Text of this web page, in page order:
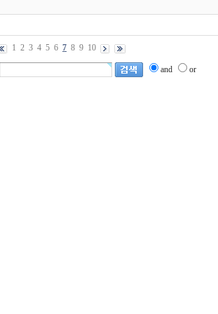
1 2 3 4 5 6 7 8 9 10
and or